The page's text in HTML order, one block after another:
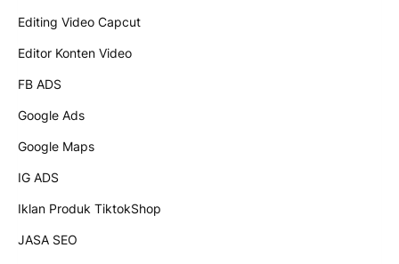
Editing Video Capcut
Editor Konten Video
FB ADS
Google Ads
Google Maps
IG ADS
Iklan Produk TiktokShop
JASA SEO